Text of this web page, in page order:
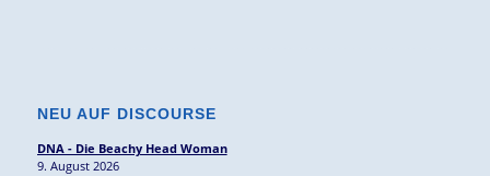
NEU AUF DISCOURSE
DNA - Die Beachy Head Woman
9. August 2026